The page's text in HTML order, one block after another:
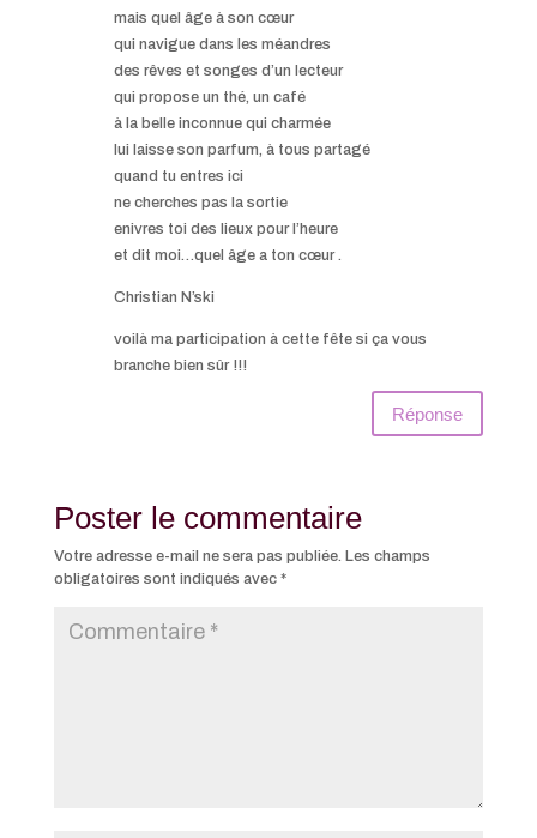
mais quel âge à son cœur
qui navigue dans les méandres
des rêves et songes d’un lecteur
qui propose un thé, un café
à la belle inconnue qui charmée
lui laisse son parfum, à tous partagé
quand tu entres ici
ne cherches pas la sortie
enivres toi des lieux pour l’heure
et dit moi…quel âge a ton cœur .
Christian N’ski
voilà ma participation à cette fête si ça vous
branche bien sûr !!!
Réponse
Poster le commentaire
Votre adresse e-mail ne sera pas publiée. Les champs
obligatoires sont indiqués avec *